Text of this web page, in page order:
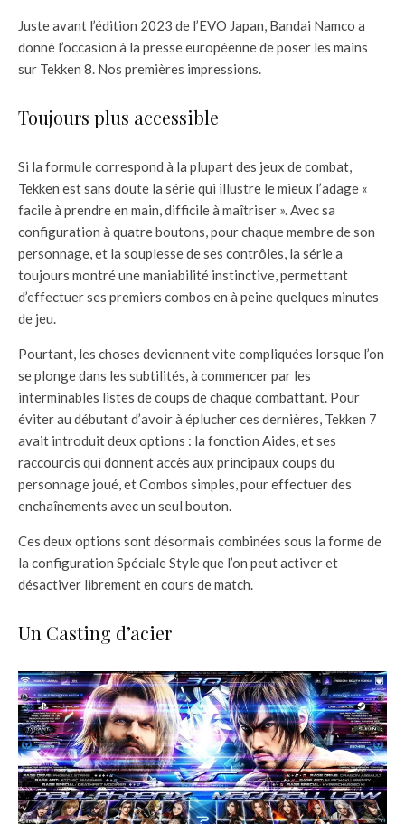
Juste avant l’édition 2023 de l’EVO Japan, Bandai Namco a
donné l’occasion à la presse européenne de poser les mains
sur Tekken 8. Nos premières impressions.
Toujours plus accessible
Si la formule correspond à la plupart des jeux de combat,
Tekken est sans doute la série qui illustre le mieux l’adage «
facile à prendre en main, difficile à maîtriser ». Avec sa
configuration à quatre boutons, pour chaque membre de son
personnage, et la souplesse de ses contrôles, la série a
toujours montré une maniabilité instinctive, permettant
d’effectuer ses premiers combos en à peine quelques minutes
de jeu.
Pourtant, les choses deviennent vite compliquées lorsque l’on
se plonge dans les subtilités, à commencer par les
interminables listes de coups de chaque combattant. Pour
éviter au débutant d’avoir à éplucher ces dernières, Tekken 7
avait introduit deux options : la fonction Aides, et ses
raccourcis qui donnent accès aux principaux coups du
personnage joué, et Combos simples, pour effectuer des
enchaînements avec un seul bouton.
Ces deux options sont désormais combinées sous la forme de
la configuration Spéciale Style que l’on peut activer et
désactiver librement en cours de match.
Un Casting d’acier